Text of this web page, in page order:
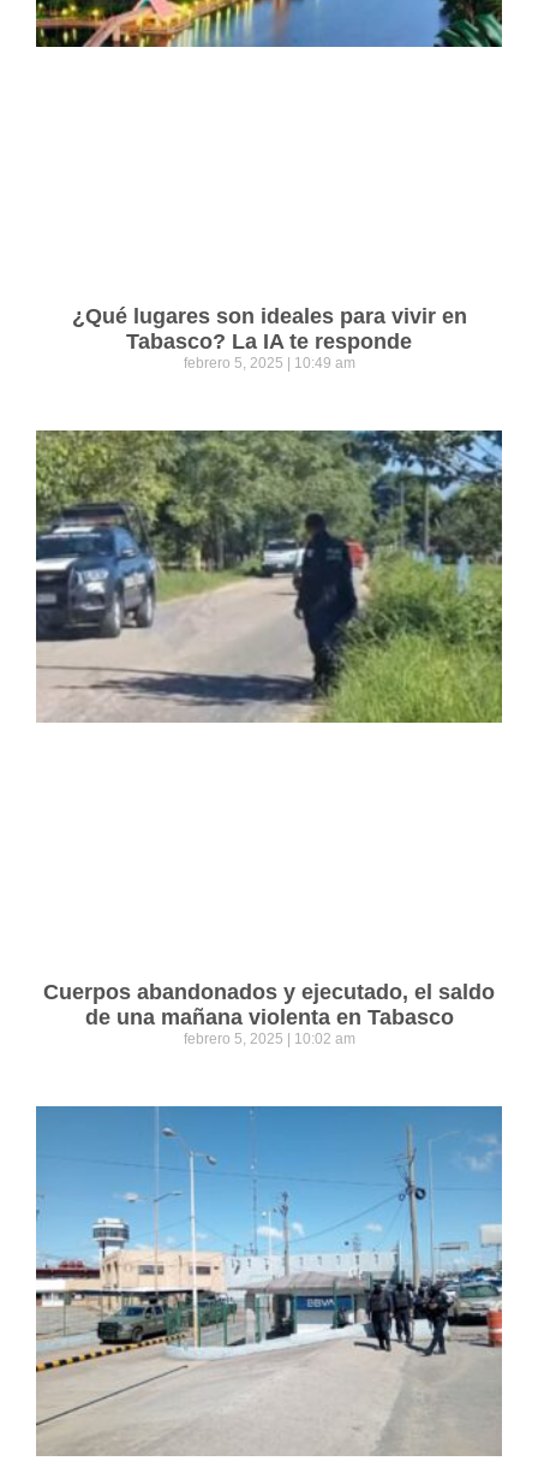
¿Qué lugares son ideales para vivir en
Tabasco? La IA te responde
febrero 5, 2025 10:49 am
Cuerpos abandonados y ejecutado, el saldo
de una mañana violenta en Tabasco
febrero 5, 2025 10:02 am